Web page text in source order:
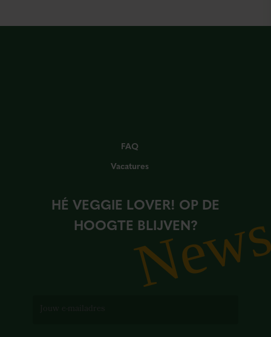
FAQ
Vacatures
HÉ VEGGIE LOVER! OP DE
HOOGTE BLIJVEN?